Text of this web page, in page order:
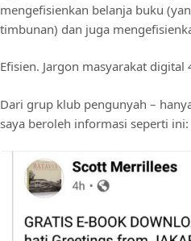
mengefisienkan belanja buku
timbunan) dan juga
Efisien. Jargon masyarakat digital
Dari grup klub pengunyah –
saya beroleh informasi seperti ini: